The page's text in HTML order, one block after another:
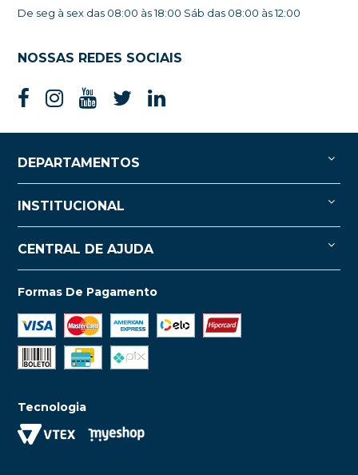
De seg à sex das 08:00 às 18:00 Sáb das 08:00 às 12:00
NOSSAS REDES SOCIAIS
DEPARTAMENTOS
INSTITUCIONAL
CENTRAL DE AJUDA
Formas De Pagamento
Tecnologia